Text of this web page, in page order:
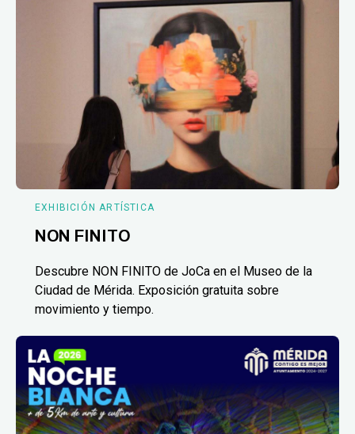
EXHIBICIÓN ARTÍSTICA
NON FINITO
Descubre NON FINITO de JoCa en el Museo de la
Ciudad de Mérida. Exposición gratuita sobre
movimiento y tiempo.